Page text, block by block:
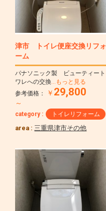
津市 トイレ便座交換リフォ
ーム
パナソニック製 ビューティート
ワレへの交換…もっと見る
参考価格：
￥ 29,800
～
category : トイレリフォーム
area : 三重県津市その他